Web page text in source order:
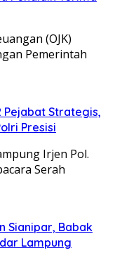
(OJK)
Pemerintah
Pejabat Strategis,
Presisi
Irjen Pol.
Serah
Sianipar, Babak
Lampung